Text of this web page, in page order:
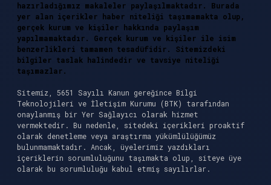
hazırladığımız makaleler paylaşılmaktadır. Burada
yer alan içerikler haber niteliği taşımamakta olup,
gerçek kurum ve kişiler hakkında paylaşım
yapılmamaktadır. Gerçek kurum ve kişiler ile isim
benzerlikleri tamamen tesadüfidir. Sitemizdeki
bilgiler taslak halindedir ve tavsiye niteliği
taşımazlar.
Sitemiz, 5651 Sayılı Kanun gereğince Bilgi
Teknolojileri ve İletişim Kurumu (BTK) tarafından
onaylanmış bir Yer Sağlayıcı olarak hizmet
vermektedir. Bu nedenle, sitedeki içerikleri proaktif
olarak denetleme veya araştırma yükümlülüğümüz
bulunmamaktadır. Ancak, üyelerimiz yazdıkları
içeriklerin sorumluluğunu taşımakta olup, siteye üye
olarak bu sorumluluğu kabul etmiş sayılırlar.